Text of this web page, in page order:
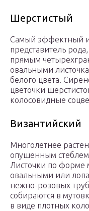
Шерстистый
Самый эффектный
представитель
прямым
овальными
белого цвета.
цветочки
колосовидные
Византийский
Многолетнее
опушенным
Листочки по форме
овальными или
нежно-розовых
собираются в
в виде плотных